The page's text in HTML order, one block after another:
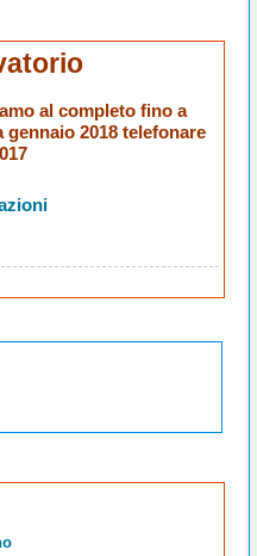
al completo fino a
gennaio 2018 telefonare